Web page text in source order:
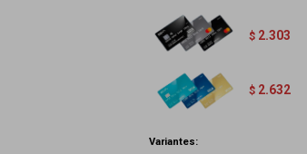
$ 2.303
$ 2.632
Variantes: